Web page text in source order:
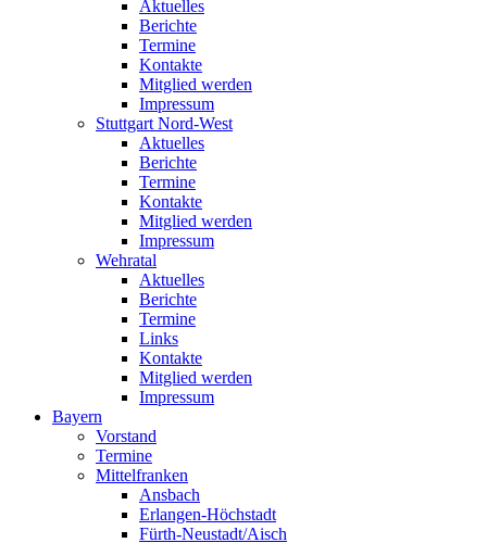
Aktuelles
Berichte
Termine
Kontakte
Mitglied werden
Impressum
Stuttgart Nord-West
Aktuelles
Berichte
Termine
Kontakte
Mitglied werden
Impressum
Wehratal
Aktuelles
Berichte
Termine
Links
Kontakte
Mitglied werden
Impressum
Bayern
Vorstand
Termine
Mittelfranken
Ansbach
Erlangen-Höchstadt
Fürth-Neustadt/Aisch